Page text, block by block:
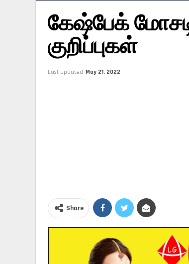
கேஷ்பேக்
குறிப்புகள்
Last updated May 21, 2022
Share